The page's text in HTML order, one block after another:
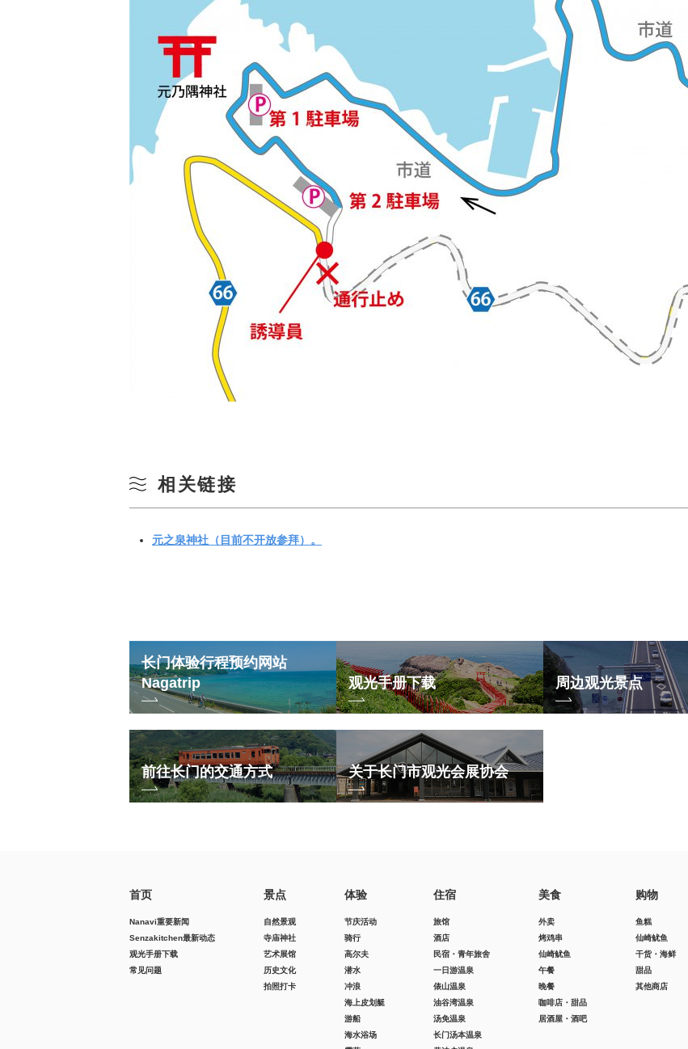
相关链接
元之泉神社（目前不开放参拜）。
长门体验行程预约网站
Nagatrip
观光手册下载 周边观光景点
前往长门的交通方式 关于长门市观光会展协会
首页
Nanavi重要新闻
Senzakitchen最新动态
观光手册下载
常见问题
景点
自然景观
寺庙神社
艺术展馆
历史文化
拍照打卡
体验
节庆活动
骑行
高尔夫
潜水
冲浪
海上皮划艇
游船
海水浴场
住宿
旅馆
酒店
民宿・青年旅舍
一日游温泉
俵山温泉
油谷湾温泉
汤免温泉
长门汤本温泉
美食
外卖
烤鸡串
仙崎鱿鱼
午餐
晚餐
咖啡店・甜品
居酒屋・酒吧
购物
鱼糕
仙崎鱿鱼
干货・海鲜
甜品
其他商店